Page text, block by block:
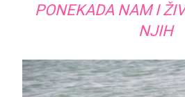
PONEKADA NAM I
NJIH